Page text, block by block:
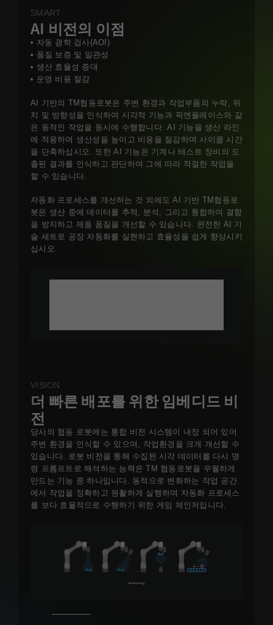
SMART
AI 비전의 이점
• 자동 광학 검사(AOI)
• 품질 보증 및 일관성
• 생산 효율성 증대
• 운영 비용 절감
AI 기반의 TM협동로봇은 주변 환경과 작업부품의 누락, 위
치 및 방향성을 인식하여 시각적 기능과 픽엔플레이스와 같
은 동적인 작업을 동시에 수행합니다. AI 기능을 생산 라인
에 적용하여 생산성을 높이고 비용을 절감하며 사이클 시간
을 단축하십시오. 또한 AI 기능은 기계나 테스트 장비의 도
출된 결과를 인식하고 판단하여 그에 따라 적절한 작업을
할 수 있습니다.
자동화 프로세스를 개선하는 것 외에도 AI 기반 TM협동로
봇은 생산 중에 데이터를 추적, 분석, 그리고 통합하여 결함
을 방지하고 제품 품질을 개선할 수 있습니다. 완전한 AI 기
술 세트로 공장 자동화를 실현하고 효율성을 쉽게 향상시키
십시오.
VISION
더 빠른 배포를 위한 임베디드 비
전
당사의 협동 로봇에는 통합 비전 시스템이 내장 되어 있어
주변 환경을 인식할 수 있으며, 작업환경을 크게 개선할 수
있습니다. 로봇 비전을 통해 수집된 시각 데이터를 다시 명
령 프롬프트로 해석하는 능력은 TM 협동로봇을 우월하게
만드는 기능 중 하나입니다. 동적으로 변화하는 작업 공간
에서 작업을 정확하고 원활하게 실행하며 자동화 프로세스
를 보다 효율적으로 수행하기 위한 게임 체인저입니다.